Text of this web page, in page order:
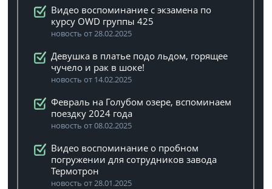
Видео воспоминание с экзамена по
курсу OWD группы 425
новость от 28.02.2025
Девушка в платье подо льдом, горящее
чучело и рак в шоке!
новость от 14.02.2025
Февраль на Голубом озере, вспоминаем
поездку 2024 года
новость от 08.02.2025
Видео воспоминание о пробном
погружении для сотрудников завода
Термотрон
новость от 28.01.2025